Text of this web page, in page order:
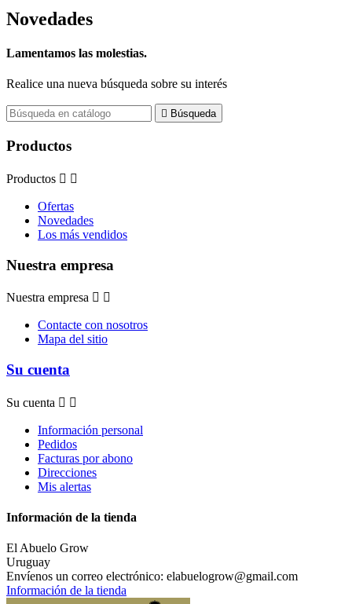
Novedades
Lamentamos las molestias.
Realice una nueva búsqueda sobre su interés
 Búsqueda
Productos
Productos  
Ofertas
Novedades
Los más vendidos
Nuestra empresa
Nuestra empresa  
Contacte con nosotros
Mapa del sitio
Su cuenta
Su cuenta  
Información personal
Pedidos
Facturas por abono
Direcciones
Mis alertas
Información de la tienda
El Abuelo Grow
Uruguay
Envíenos un correo electrónico: elabuelogrow@gmail.com
Información de la tienda